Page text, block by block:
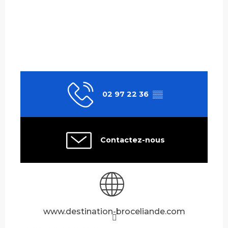
02 97 22 36 ▒▒
Contactez-nous
www.destination-broceliande.com